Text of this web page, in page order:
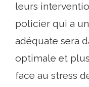
leurs
policier qui a
adéquate sera
optimale et
face au stress